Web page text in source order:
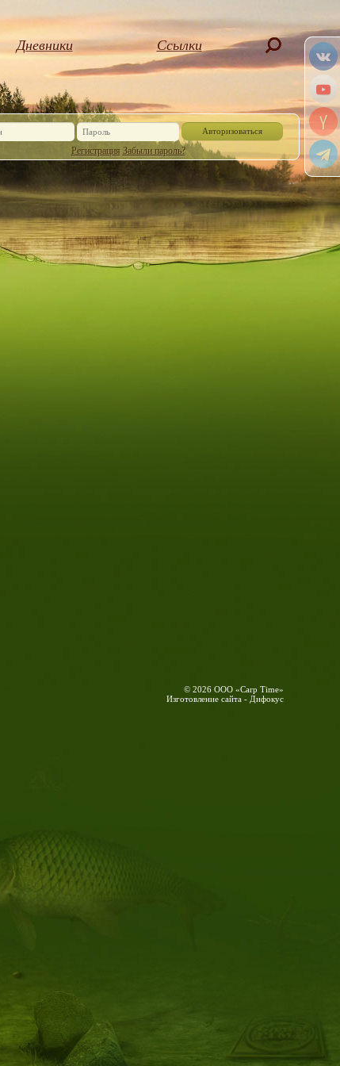
Дневники Ссылки
Авторизоваться
Регистрация Забыли пароль?
Или войдите, через социальную сеть
© 2026 ООО «Carp Time»
Изготовление сайта - Дифокус